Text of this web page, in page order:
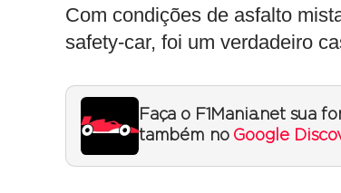
Com condições de asfalto
safety-car, foi um verdadeiro
Faça o F1Mania.net sua
também no Google